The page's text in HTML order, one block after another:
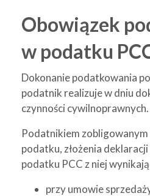
Obowiązek
w podatku
Dokonanie podatkowania
podatnik realizuje w dniu
czynności cywilnoprawnych.
Podatnikiem zobligowanym
podatku, złożenia deklaracji
podatku PCC z niej
przy umowie